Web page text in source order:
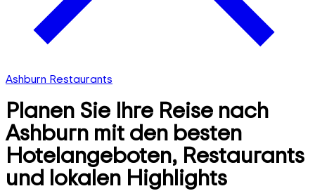
Ashburn Restaurants
Planen Sie Ihre Reise nach
Ashburn mit den besten
Hotelangeboten, Restaurants
und lokalen Highlights